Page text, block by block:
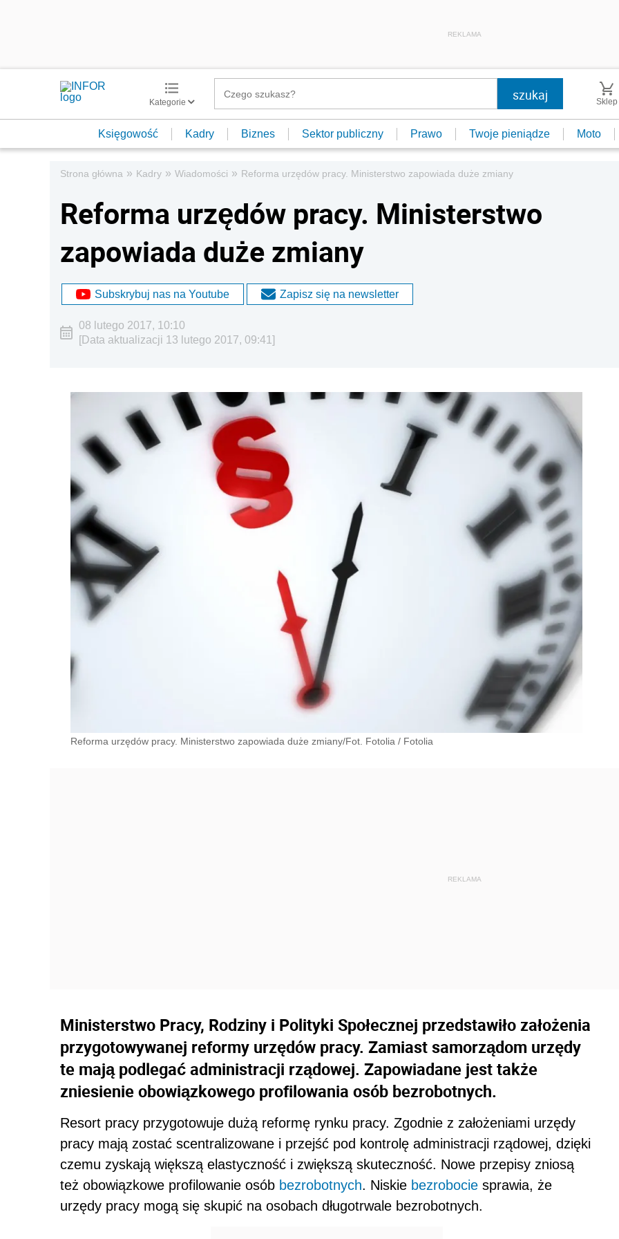
REKLAMA
Kategorie Sklep
Księgowość Kadry Biznes Sektor publiczny Prawo Twoje pieniądze Moto
Strona główna » Kadry » Wiadomości » Reforma urzędów pracy. Ministerstwo zapowiada duże zmiany
Reforma urzędów pracy. Ministerstwo
zapowiada duże zmiany
Subskrybuj nas na Youtube Zapisz się na newsletter
08 lutego 2017, 10:10
[Data aktualizacji 13 lutego 2017, 09:41]
Reforma urzędów pracy. Ministerstwo zapowiada duże zmiany/Fot. Fotolia / Fotolia
Ministerstwo Pracy, Rodziny i Polityki Społecznej przedstawiło założenia
przygotowywanej reformy urzędów pracy. Zamiast samorządom urzędy
te mają podlegać administracji rządowej. Zapowiadane jest także
zniesienie obowiązkowego profilowania osób bezrobotnych.
Resort pracy przygotowuje dużą reformę rynku pracy. Zgodnie z założeniami urzędy
pracy mają zostać scentralizowane i przejść pod kontrolę administracji rządowej, dzięki
czemu zyskają większą elastyczność i zwiększą skuteczność. Nowe przepisy zniosą
też obowiązkowe profilowanie osób bezrobotnych. Niskie bezrobocie sprawia, że
urzędy pracy mogą się skupić na osobach długotrwale bezrobotnych.